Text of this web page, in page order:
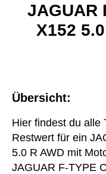
JAGUAR
X152
Übersicht:
Hier findest du alle
Restwert für ein
5.0 R AWD mit
JAGUAR F-TYPE